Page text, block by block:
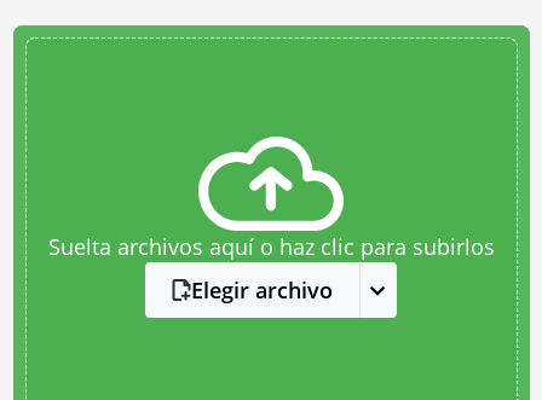
Suelta archivos aquí o haz clic para subirlos
Elegir archivo